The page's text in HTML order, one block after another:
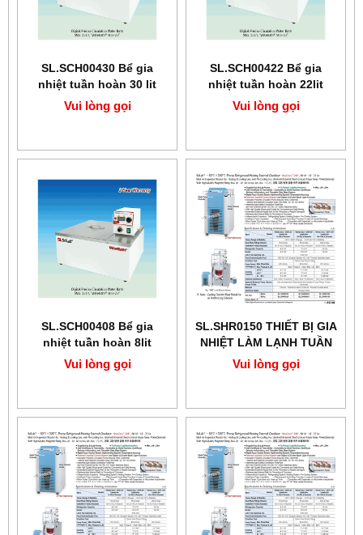
SL.SCH00430 Bể gia
nhiệt tuần hoàn 30 lit
Scilab
Vui lòng gọi
SL.SCH00422 Bể gia
nhiệt tuần hoàn 22lit
Scilab
Vui lòng gọi
SL.SCH00408 Bể gia
nhiệt tuần hoàn 8lit
Vui lòng gọi
SL.SHR0150 ​​​​​​​THIẾT BỊ GIA
NHIỆT LÀM LẠNH TUẦN
HOÀN CHÍNH XÁC
SCILAB
Vui lòng gọi